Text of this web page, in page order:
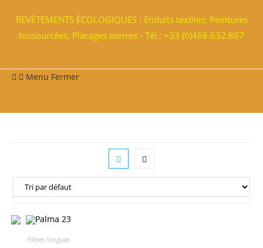
REVÊTEMENTS ÉCOLOGIQUES : Enduits textiles; Peintures
biosourcées; Placages pierres - Tél.: +33 (0)468.632.867
Menu Fermer
Fibres longues